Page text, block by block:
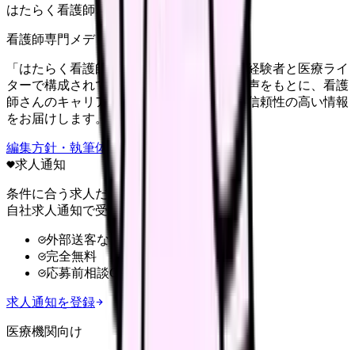
はたらく看護師さん編集部
看護師専門メディア
「はたらく看護師さん」編集部は、看護師経験者と医療ライ
ターで構成されています。現場のリアルな声をもとに、看護
師さんのキャリア・転職・働き方に関する信頼性の高い情報
をお届けします。
編集方針・執筆体制・監修体制を見る
求人通知
条件に合う求人だけ
自社求人通知で受け取る
外部送客なし
完全無料
応募前相談OK
求人通知を登録
医療機関向け